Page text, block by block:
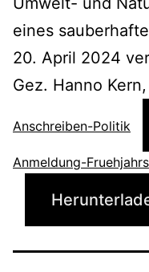
eines
20. April 2024
Gez. Hanno
Anschreiben-Politik
Anmeldung-